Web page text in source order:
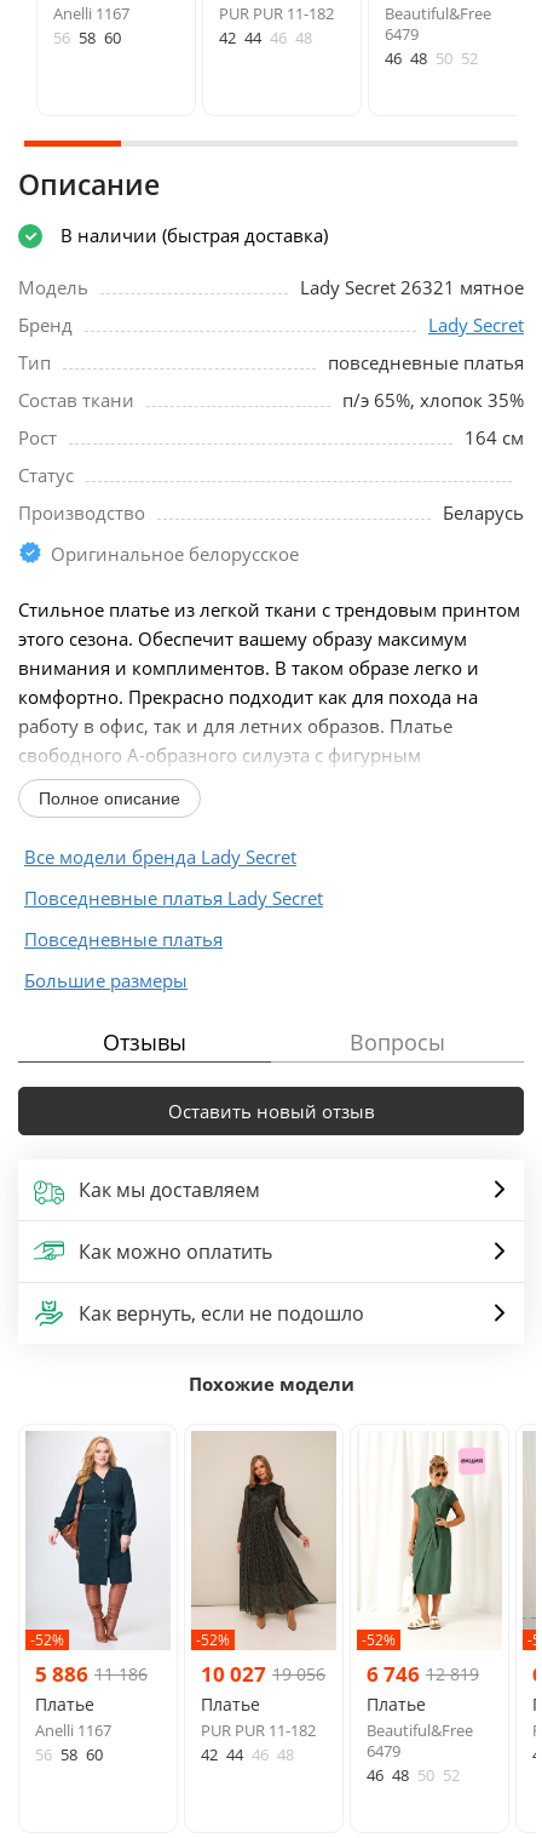
Anelli 1167
56 58 60
PUR PUR 11-182
42 44 46 48
Beautiful&Free
6479
46 48 50 52
Описание
В наличии (быстрая доставка)
Модель
Lady Secret 26321 мятное
Бренд
Lady Secret
Тип
повседневные платья
Состав ткани
п/э 65%, хлопок 35%
Рост
164 см
Статус
Производство
Беларусь
Оригинальное белорусское
Стильное платье из легкой ткани с трендовым принтом
этого сезона. Обеспечит вашему образу максимум
внимания и комплиментов. В таком образе легко и
комфортно. Прекрасно подходит как для похода на
работу в офис, так и для летних образов. Платье
свободного А-образного силуэта с фигурным
подрезом...
Полное описание
Все модели бренда Lady Secret
Повседневные платья Lady Secret
Повседневные платья
Большие размеры
Отзывы Вопросы
Оставить новый отзыв
Как мы доставляем
Как можно оплатить
Как вернуть, если не подошло
Похожие модели
-52%
5 886 11 186
Платье
Anelli 1167
56 58 60
-52%
10 027 19 056
Платье
PUR PUR 11-182
42 44 46 48
-52%
6 746 12 819
Платье
Beautiful&Free
6479
46 48 50 52
-